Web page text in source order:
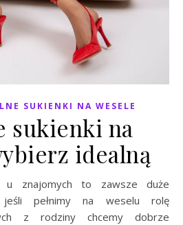
SUKIENKI NA WESELE
sukienki na
idealną
jeśli pełnimy na weselu rolę
z rodziny chcemy dobrze